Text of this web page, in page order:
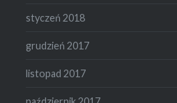
styczeń 2018
grudzień 2017
listopad 2017